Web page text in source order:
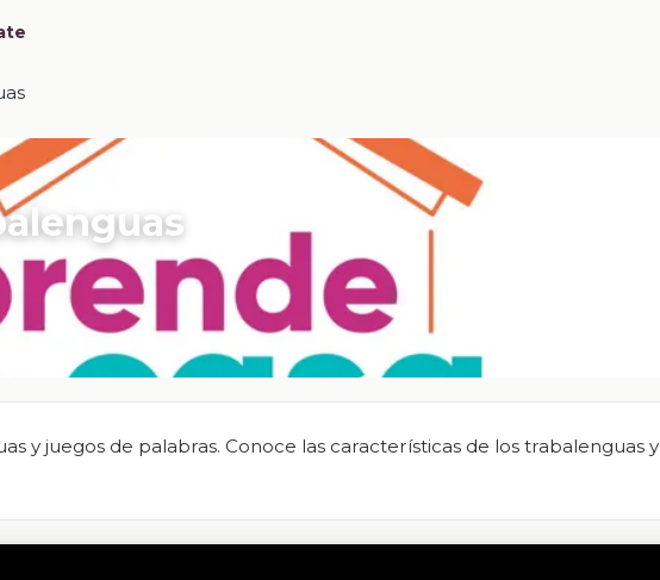
y juegos de palabras. Conoce las características de los trabalenguas y